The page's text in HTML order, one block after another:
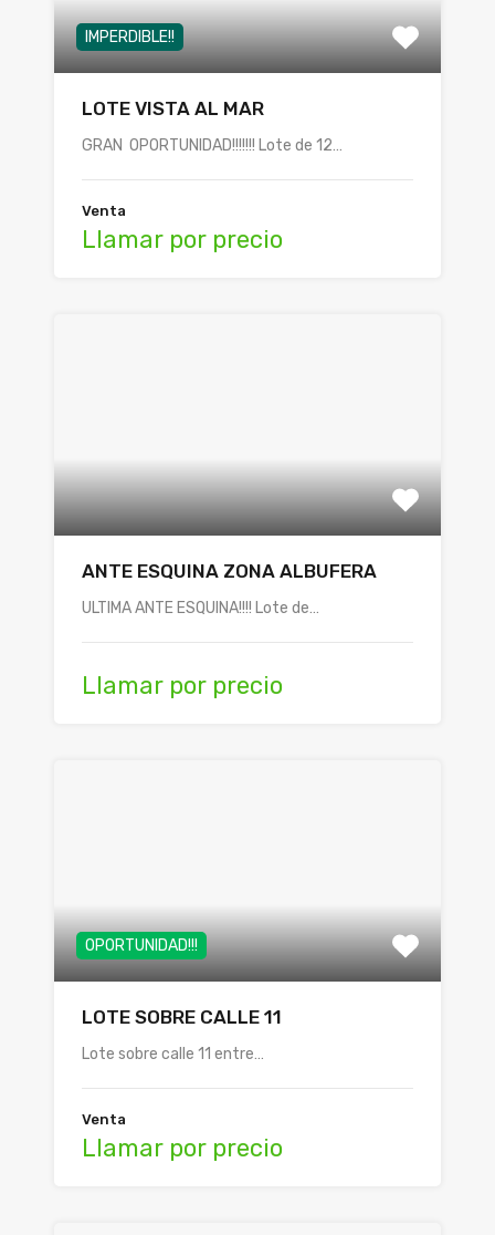
IMPERDIBLE!!
LOTE VISTA AL MAR
GRAN OPORTUNIDAD!!!!!!! Lote de 12…
Venta
Llamar por precio
ANTE ESQUINA ZONA ALBUFERA
ULTIMA ANTE ESQUINA!!!! Lote de…
Llamar por precio
OPORTUNIDAD!!!
LOTE SOBRE CALLE 11
Lote sobre calle 11 entre…
Venta
Llamar por precio